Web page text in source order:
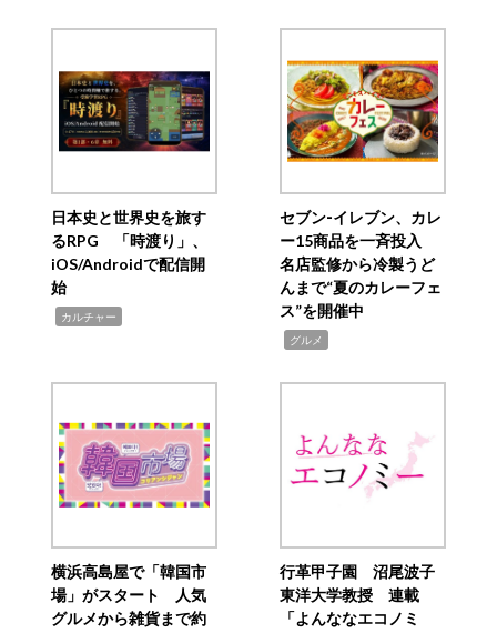
日本史と世界史を旅す
るRPG 「時渡り」、
iOS/Androidで配信開
始
カルチャー
セブン‐イレブン、カレ
ー15商品を一斉投入
名店監修から冷製うど
んまで“夏のカレーフェ
ス”を開催中
グルメ
横浜高島屋で「韓国市
場」がスタート 人気
グルメから雑貨まで約
行革甲子園 沼尾波子
東洋大学教授 連載
「よんななエコノミ